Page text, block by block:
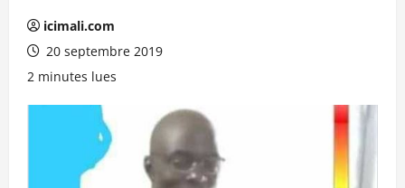
icimali.com
20 septembre 2019
2 minutes lues